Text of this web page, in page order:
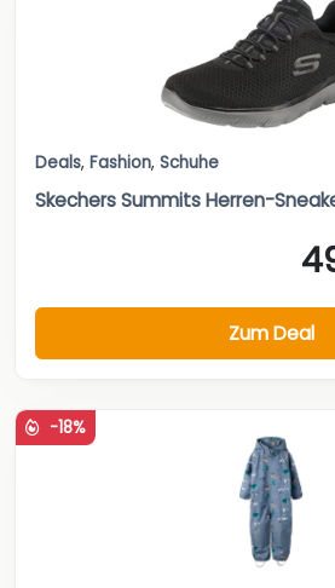
Deals, Fashion, Schuhe
Skechers Summits Herren-
Zum Deal
-18%